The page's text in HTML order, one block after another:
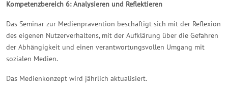
Kompetenzbereich 6: Analysieren und Reflektieren
Das Seminar zur Medienprävention beschäftigt sich mit der Reflexion
des eigenen Nutzerverhaltens, mit der Aufklärung über die Gefahren
der Abhängigkeit und einen verantwortungsvollen Umgang mit
sozialen Medien.
Das Medienkonzept wird jährlich aktualisiert.